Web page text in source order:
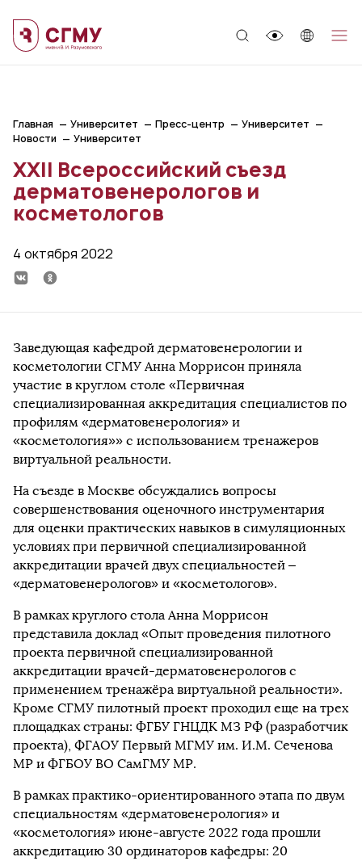
Главная Университет Пресс-центр
Университет
Новости
Университет
ХХII Всероссийский съезд
дерматовенерологов и
косметологов
4 октября 2022
Заведующая кафедрой дерматовенерологии и
косметологии СГМУ Анна Моррисон приняла
участие в круглом столе «Первичная
специализированная аккредитация специалистов по
профилям «дерматовенерология» и
«косметология»» с использованием тренажеров
виртуальной реальности.
На съезде в Москве обсуждались вопросы
совершенствования оценочного инструментария
для оценки практических навыков в симуляционных
условиях при первичной специализированной
аккредитации врачей двух специальностей –
«дерматовенерологов» и «косметологов».
В рамках круглого стола Анна Моррисон
представила доклад «Опыт проведения пилотного
проекта первичной специализированной
аккредитации врачей-дерматовенерологов с
применением тренажёра виртуальной реальности».
Кроме СГМУ пилотный проект проходил еще на трех
площадках страны: ФГБУ ГНЦДК МЗ РФ (разработчик
проекта), ФГАОУ Первый МГМУ им. И.М. Сеченова
МР и ФГБОУ ВО СамГМУ МР.
В рамках практико-ориентированного этапа по двум
специальностям «дерматовенерология» и
«косметология» июне-августе 2022 года прошли
аккредитацию 30 ординаторов кафедры: 20